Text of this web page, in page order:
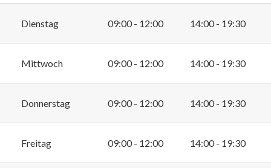
Dienstag 09:00 - 12:00 14:00 - 19:30
Mittwoch 09:00 - 12:00 14:00 - 19:30
Donnerstag 09:00 - 12:00 14:00 - 19:30
Freitag 09:00 - 12:00 14:00 - 19:30